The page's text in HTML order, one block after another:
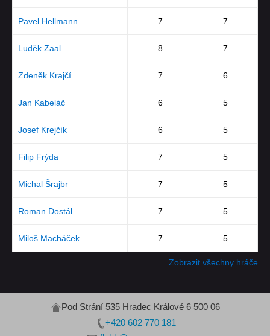
Pavel Hellmann 7 7
Luděk Zaal 8 7
Zdeněk Krajčí 7 6
Jan Kabeláč 6 5
Josef Krejčík 6 5
Filip Frýda 7 5
Michal Šrajbr 7 5
Roman Dostál 7 5
Miloš Macháček 7 5
Zobrazit všechny hráče
Pod Strání 535 Hradec Králové 6 500 06
+420 602 770 181